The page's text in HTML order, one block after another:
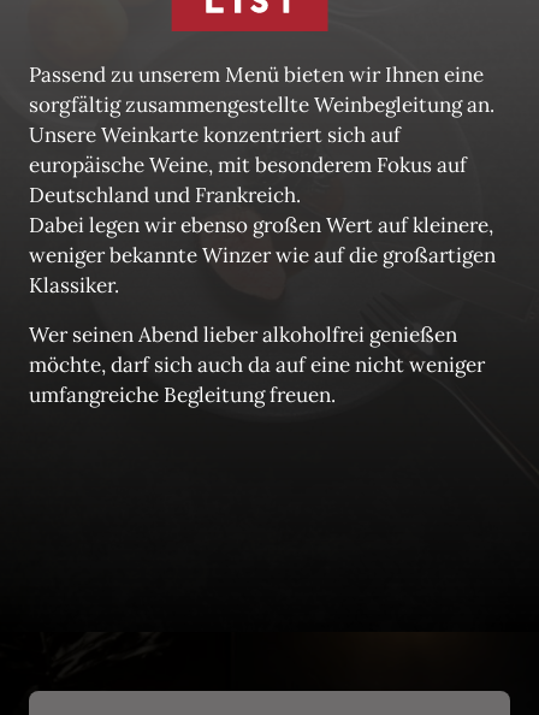
Passend zu unserem Menü bieten wir Ihnen eine
sorgfältig zusammengestellte Weinbegleitung an.
Unsere Weinkarte konzentriert sich auf
europäische Weine, mit besonderem Fokus auf
Deutschland und Frankreich.
Dabei legen wir ebenso großen Wert auf kleinere,
weniger bekannte Winzer wie auf die großartigen
Klassiker.
Wer seinen Abend lieber alkoholfrei genießen
möchte, darf sich auch da auf eine nicht weniger
umfangreiche Begleitung freuen.